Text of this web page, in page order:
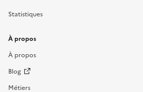
Statistiques
À propos
À propos
Blog
Métiers